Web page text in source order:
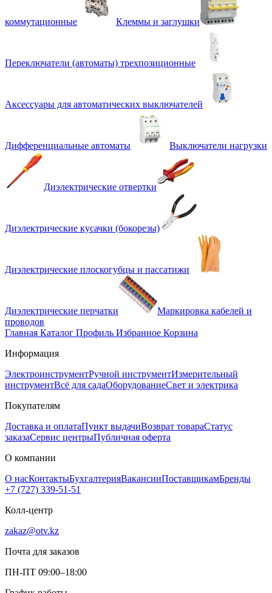
коммутационные Клеммы и заглушки
Переключатели (автоматы) трехпозиционные
Аксессуары для автоматических выключателей
Дифференциальные автоматы Выключатели нагрузки
Диэлектрические отвертки
Диэлектрические кусачки (бокорезы)
Диэлектрические плоскогубцы и пассатижи
Диэлектрические перчатки
Маркировка кабелей и
проводов
Главная Каталог Профиль Избранное Корзина
Информация
ЭлектроинструментРучной инструментИзмерительный
инструментВсё для садаОборудованиеСвет и электрика
Покупателям
Доставка и оплатаПункт выдачиВозврат товараСтатус
заказаСервис центрыПубличная оферта
О компании
О насКонтактыБухгалтерияВакансииПоставщикамБренды
+7 (727) 339-51-51
Колл-центр
zakaz@otv.kz
Почта для заказов
ПН-ПТ 09:00–18:00